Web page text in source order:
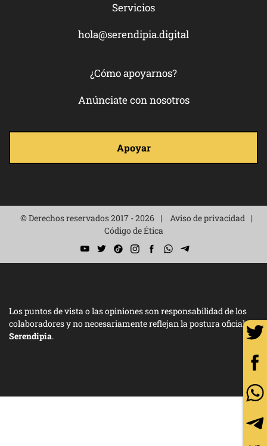
Servicios
hola@serendipia.digital
¿Cómo apoyarnos?
Anúnciate con nosotros
Apoyar
© Derechos reservados 2017 - 2026
Aviso de privacidad
Código de Ética
Los puntos de vista o las opiniones son responsabilidad de los
colaboradores y no necesariamente reflejan la postura oficial de
Serendipia.